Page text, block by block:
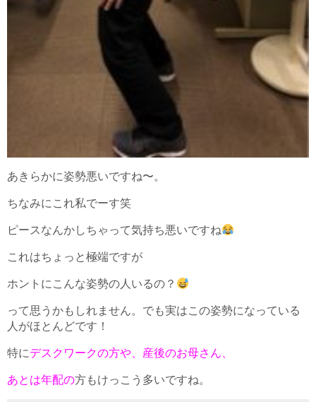
あきらかに姿勢悪いですね〜。
ちなみにこれ私でーす笑
ピースなんかしちゃって気持ち悪いですね
これはちょっと極端ですが
ホントにこんな姿勢の人いるの？
って思うかもしれません。でも実はこの姿勢になっている
人がほとんどです！
特にデスクワークの方や、産後のお母さん、
あとは年配の方もけっこう多いですね。